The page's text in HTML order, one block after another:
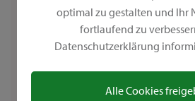
optimal zu gestalten und Ihr
fortlaufend zu
Datenschutzerklärung
Alle Cookies
Pas à pas : créer des étiquettes
lettres brillantesÀ l’approche
d’emballer tous les cadeaux et
joliment. Même si, la plupart du